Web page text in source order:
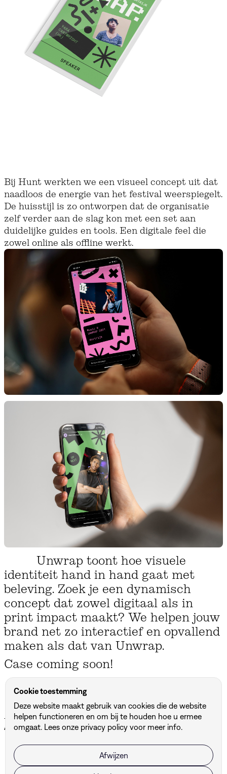
Bij Hunt werkten we een visueel concept uit dat
naadloos de energie van het festival weerspiegelt.
De huisstijl is zo ontworpen dat de organisatie
zelf verder aan de slag kon met een set aan
duidelijke guides en tools. Een digitale feel die
zowel online als offline werkt.
Unwrap toont hoe visuele
identiteit hand in hand gaat met
beleving. Zoek je een dynamisch
concept dat zowel digitaal als in
print impact maakt? We helpen jouw
brand net zo interactief en opvallend
maken als dat van Unwrap.
Case coming soon!
Andere projecten
Alle projecten ↗
BUF
Cookie toestemming
Deze website maakt gebruik van cookies die de website
helpen functioneren en om bij te houden hoe u ermee
omgaat. Lees onze privacy policy voor meer info.
Afwijzen